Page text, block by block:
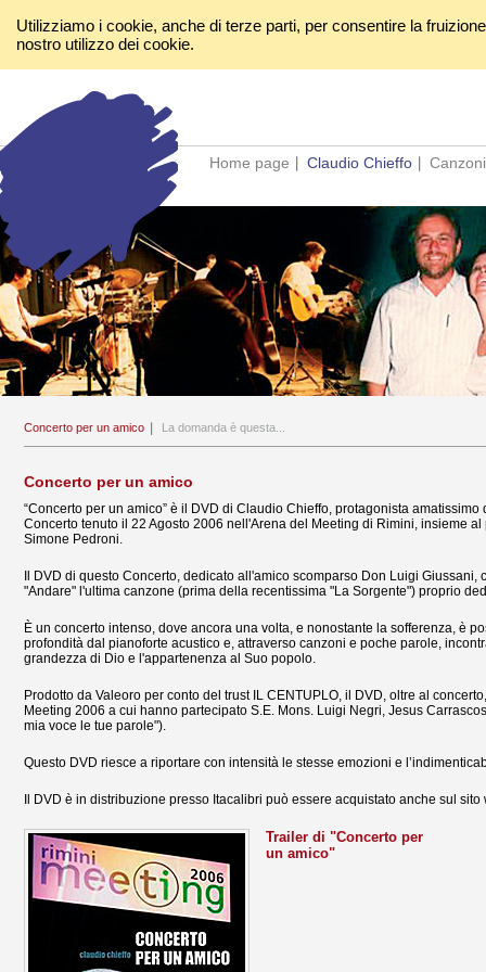
Utilizziamo i cookie, anche di terze parti, per consentire la
nostro utilizzo dei cookie.
Home page Claudio Chieffo Canzoni
Concerto per un amico La domanda è questa...
Concerto per un amico
“Concerto per un amico” è il DVD di Claudio Chieffo, protagonista
Concerto tenuto il 22 Agosto 2006 nell'Arena del Meeting di Rimini, insieme
Simone Pedroni.
Il DVD di questo Concerto, dedicato all'amico scomparso Don Luigi
"Andare" l'ultima canzone (prima della recentissima "La Sorgente") proprio
È un concerto intenso, dove ancora una volta, e nonostante la sofferenza, è
profondità dal pianoforte acustico e, attraverso canzoni e poche parole,
grandezza di Dio e l'appartenenza al Suo popolo.
Prodotto da Valeoro per conto del trust IL CENTUPLO, il DVD, oltre al
Meeting 2006 a cui hanno partecipato S.E. Mons. Luigi Negri, Jesus
mia voce le tue parole").
Questo DVD riesce a riportare con intensità le stesse emozioni e
Il DVD è in distribuzione presso Itacalibri può essere acquistato anche sul sito
Trailer di "Concerto per
un amico"